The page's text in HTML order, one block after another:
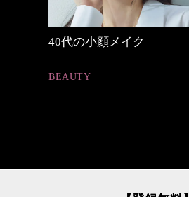
優木まおみさん「女の時間